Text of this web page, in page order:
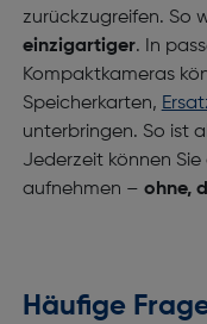
zurückzugreifen. So
einzigartiger. In
Kompaktkameras
Speicherkarten,
unterbringen. So ist
Jederzeit können
aufnehmen – ohne,
Häufige